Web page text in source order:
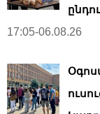
17:05-06.08.26